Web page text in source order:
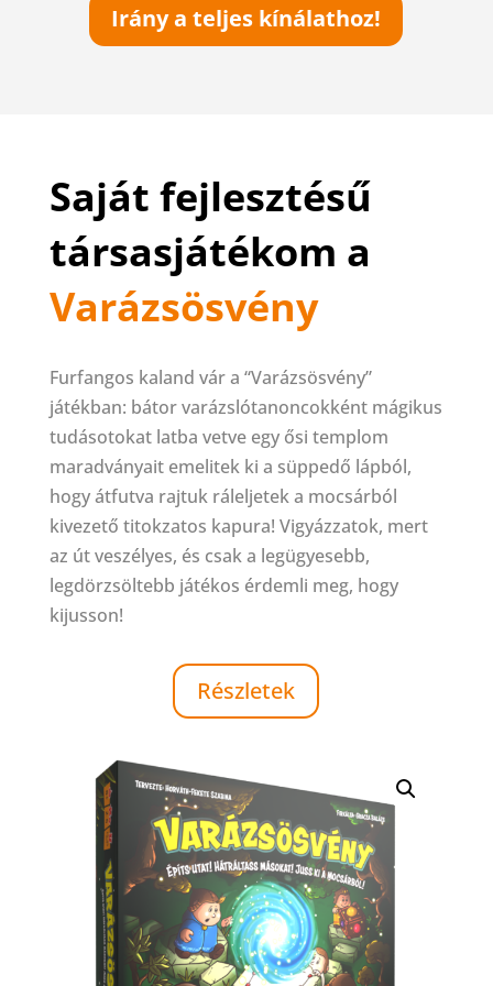
Irány a teljes kínálathoz!
Saját fejlesztésű
társasjátékom a
Varázsösvény
Furfangos kaland vár a “Varázsösvény”
játékban: bátor varázslótanoncokként mágikus
tudásotokat latba vetve egy ősi templom
maradványait emelitek ki a süppedő lápból,
hogy átfutva rajtuk ráleljetek a mocsárból
kivezető titokzatos kapura! Vigyázzatok, mert
az út veszélyes, és csak a legügyesebb,
legdörzsöltebb játékos érdemli meg, hogy
kijusson!
Részletek